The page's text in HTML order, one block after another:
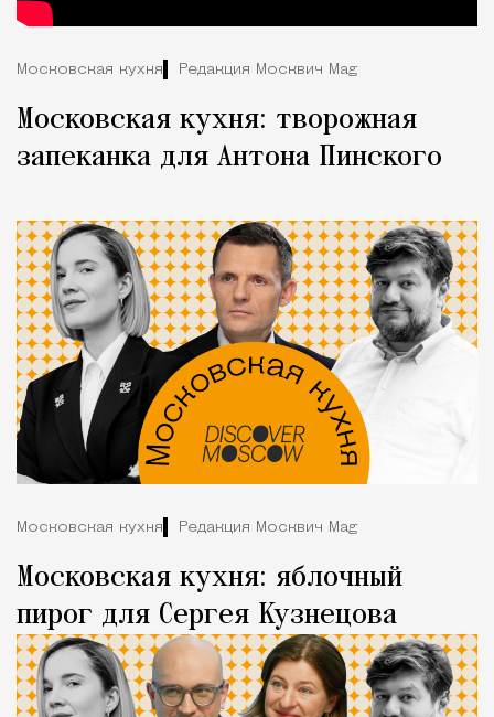
Московская кухня Редакция Москвич Mag
Московская кухня: творожная
запеканка для Антона Пинского
Московская кухня Редакция Москвич Mag
Московская кухня: яблочный
пирог для Сергея Кузнецова